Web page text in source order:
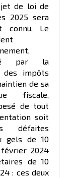
de loi de
2025 sera
connu. Le
par la
des impôts
de sa
fiscale,
de tout
soit
défaites
gels de 10
février 2024
de 10
: ces deux